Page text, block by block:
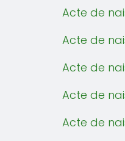
Acte de
Acte de
Acte de
Acte de
Acte de